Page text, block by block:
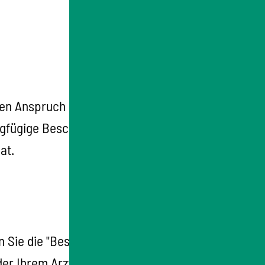
auf Krankengeld haben oder
Beschäftigung) befinden oder
die "Bescheinigung über den